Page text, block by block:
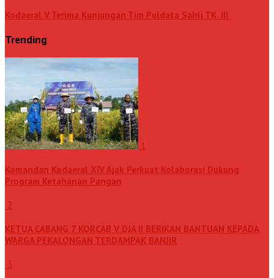
Kodaeral V Terima Kunjungan Tim Puldata Sahli TK. III
Trending
1
Komandan Kodaeral XIV Ajak Perkuat Kolaborasi Dukung
Program Ketahanan Pangan
2
KETUA CABANG 7 KORCAB V DJA II BERIKAN BANTUAN KEPADA
WARGA PEKALONGAN TERDAMPAK BANJIR
3